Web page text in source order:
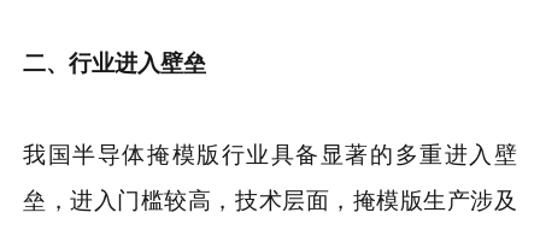
二、行业进入壁垒
我国半导体掩模版行业具备显著的多重进入壁
垒，进入门槛较高，技术层面，掩模版生产涉及